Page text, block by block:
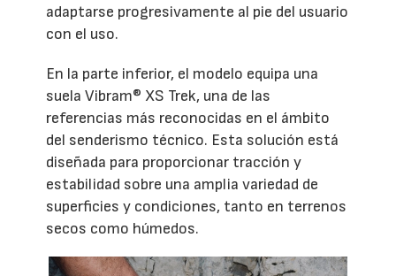
adaptarse progresivamente al pie del usuario
con el uso.
En la parte inferior, el modelo equipa una
suela Vibram® XS Trek, una de las
referencias más reconocidas en el ámbito
del senderismo técnico. Esta solución está
diseñada para proporcionar tracción y
estabilidad sobre una amplia variedad de
superficies y condiciones, tanto en terrenos
secos como húmedos.